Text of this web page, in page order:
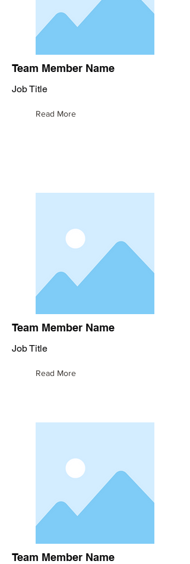
Team Member Name
Job Title
Read More
Team Member Name
Job Title
Read More
Team Member Name